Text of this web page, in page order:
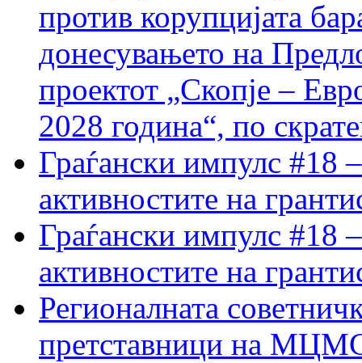
против корупцијата
донесувањето на
проектот „Скопје –
2028 година“, по
Граѓански импулс #18
активностите на
Граѓански импулс #18
активностите на
Регионалната
претставници на МЦМС